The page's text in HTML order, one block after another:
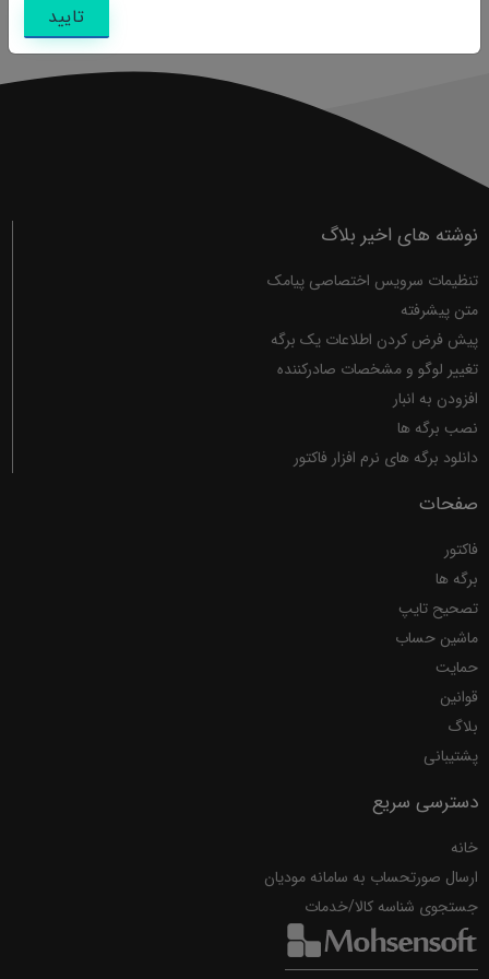
نوشته های اخیر بلاگ
تنظیمات سرویس اختصاصی پیامک
متن پیشرفته
پیش فرض کردن اطلاعات یک برگه
تغییر لوگو و مشخصات صادرکننده
افزودن به انبار
نصب برگه ها
دانلود برگه های نرم افزار فاکتور
صفحات
فاکتور
برگه ها
تصحیح تایپ
ماشین حساب
حمایت
قوانین
بلاگ
پشتیبانی
دسترسی سریع
خانه
ارسال صورتحساب به سامانه مودیان
جستجوی شناسه کالا/خدمات
تایید